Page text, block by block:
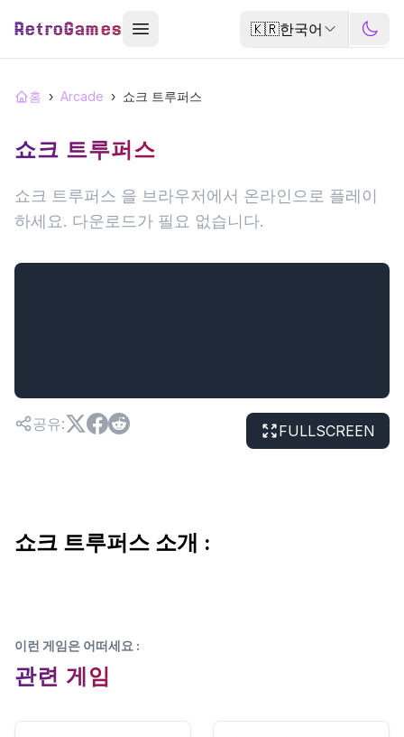
RetroGames 🇰🇷한국어
홈 › Arcade › 쇼크 트루퍼스
쇼크 트루퍼스
쇼크 트루퍼스 을 브라우저에서 온라인으로 플레이
하세요. 다운로드가 필요 없습니다.
공유: FULLSCREEN
쇼크 트루퍼스 소개 :
이런 게임은 어떠세요 :
관련 게임